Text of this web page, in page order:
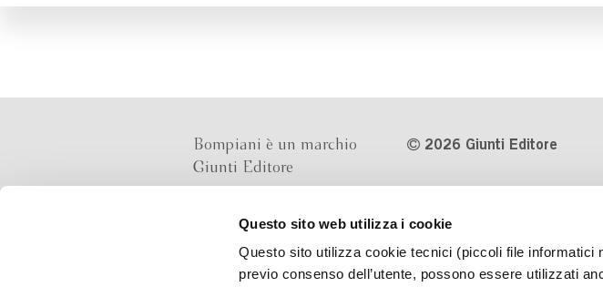
Questo sito web utilizza i cookie
Questo sito utilizza cookie tecnici (piccoli file informatici
previo consenso dell’utente, possono essere utilizzati
Bompiani è un marchio
Giunti Editore
Via Bolognese 165,
50139 Firenze
2026 Giunti Editore
Numero d'iscrizione al
Imprese di Milano REA